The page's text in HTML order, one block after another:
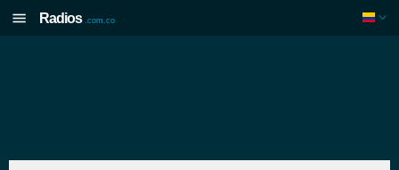
Radios .com.co